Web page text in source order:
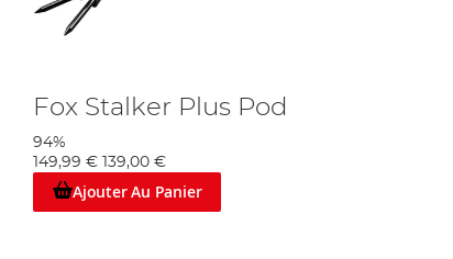
Fox Stalker Plus Pod
94%
149,99 € 139,00 €
Ajouter Au Panier